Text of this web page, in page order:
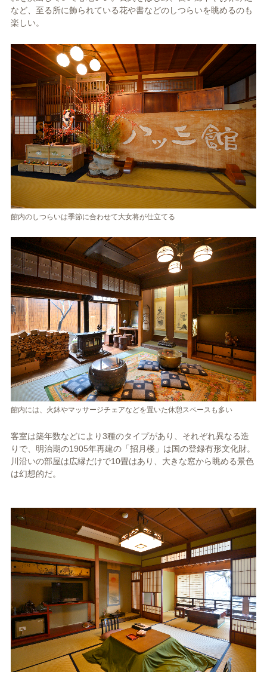
など、至る所に飾られている花や書などのしつらいを眺めるのも
楽しい。
館内のしつらいは季節に合わせて大女将が仕立てる
館内には、火鉢やマッサージチェアなどを置いた休憩スペースも多い
客室は築年数などにより3種のタイプがあり、それぞれ異なる造
りで、明治期の1905年再建の「招月楼」は国の登録有形文化財。
川沿いの部屋は広縁だけで10畳はあり、大きな窓から眺める景色
は幻想的だ。